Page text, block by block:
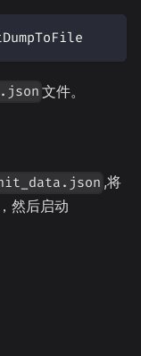
文件。
,将
然后启动